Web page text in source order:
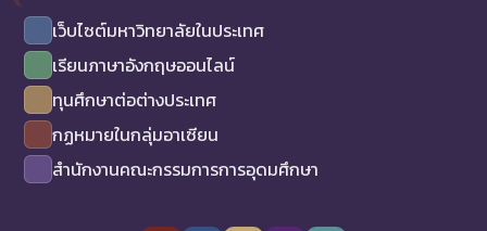
เว็บไซต์มหาวิทยาลัยในประเทศ
เรียนภาษาอังกฤษออนไลน์
ทุนศึกษาต่อต่างประเทศ
กฏหมายในกลุ่มอาเซียน
สำนักงานคณะกรรมการการอุดมศึกษา